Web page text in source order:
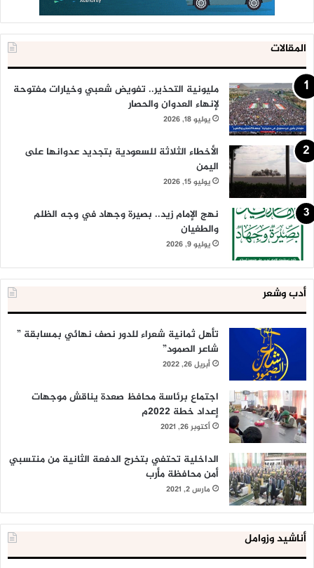
المقالات
مليونية التحذير.. تفويض شعبي وخيارات مفتوحة
لإنهاء العدوان والحصار
يوليو 18, 2026
الأخطاء الثلاثة للسعودية بتجديد عدوانها على
اليمن
يوليو 15, 2026
نهج الإمام زيد.. بصيرة وجهاد في وجه الظلم
والطغيان
يوليو 9, 2026
أدب وشعر
تأهل ثمانية شعراء للدور نصف نهائي بمسابقة ”
شاعر الصمود”
أبريل 26, 2022
اجتماع برئاسة محافظ صعدة يناقش موجهات
إعداد خطة 2022م
أكتوبر 26, 2021
الداخلية تحتفي بتخرج الدفعة الثانية من منتسبي
أمن محافظة مأرب
مارس 2, 2021
أناشيد وزوامل